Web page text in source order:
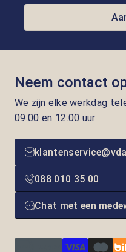
Neem contact
We zijn elke werkdag
09.00 en 12.00 uur
088 010 35 00
Chat met een